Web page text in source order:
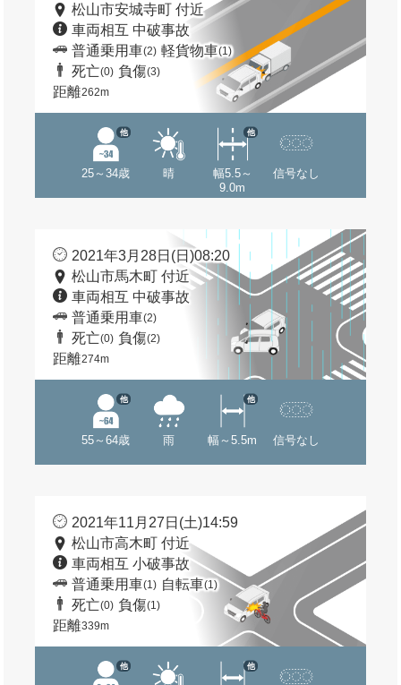
松山市安城寺町 付近
車両相互 中破事故
普通乗用車(2) 軽貨物車(1)
死亡(0) 負傷(3)
距離262m
25～34歳
他
晴
幅5.5～
9.0m
他
信号なし
2021年3月28日(日)08:20
松山市馬木町 付近
車両相互 中破事故
普通乗用車(2)
死亡(0) 負傷(2)
距離274m
55～64歳
他
雨 幅～5.5m
他
信号なし
2021年11月27日(土)14:59
松山市高木町 付近
車両相互 小破事故
普通乗用車(1) 自転車(1)
死亡(0) 負傷(1)
距離339m
他 他